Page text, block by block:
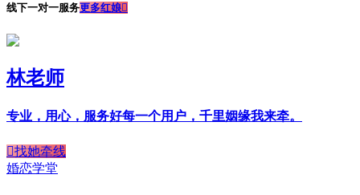
线下一对一服务更多红娘
林老师
专业，用心，服务好每一个用户，千里姻缘我来牵。
找她牵线
婚恋学堂